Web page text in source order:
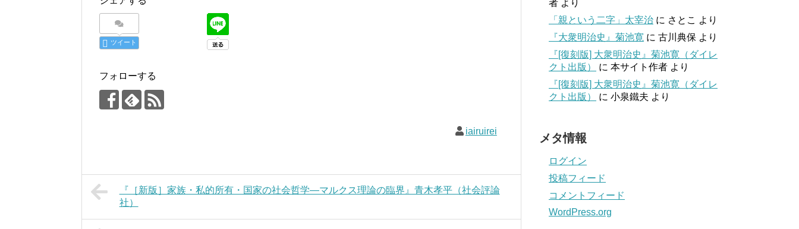
ツイート
フォローする
iairuirei
『［新版］家族・私的所有・国家の社会哲学―マルクス理論の臨界』青木孝平（社会評論
社）
者 より
「親という二字」太宰治 に さとこ より
『大衆明治史』菊池寛 に 古川典保 より
『[復刻版] 大衆明治史』菊池寛（ダイレ
クト出版）
に 本サイト作者 より
『[復刻版] 大衆明治史』菊池寛（ダイレ
クト出版）
に 小泉鐵夫 より
メタ情報
ログイン
投稿フィード
コメントフィード
WordPress.org